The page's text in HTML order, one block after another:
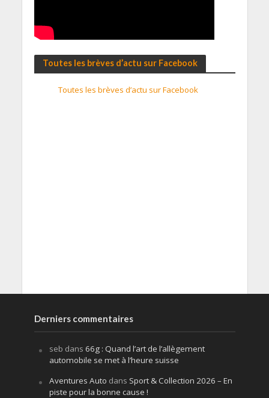
Toutes les brèves d’actu sur Facebook
Toutes les brèves d’actu sur Facebook
Derniers commentaires
seb dans 66g : Quand l’art de l’allègement
automobile se met à l’heure suisse
Aventures Auto dans Sport & Collection 2026 – En
piste pour la bonne cause !